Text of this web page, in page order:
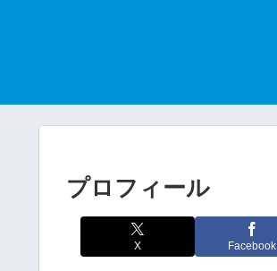
プロフィール
X Facebook